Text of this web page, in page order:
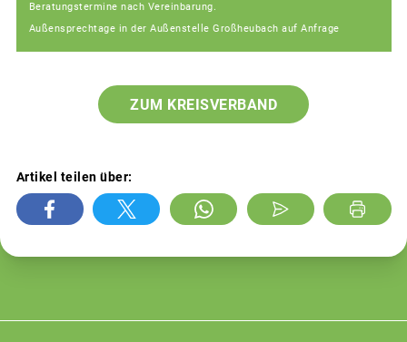
Beratungstermine nach Vereinbarung.
Außensprechtage in der Außenstelle Großheubach auf Anfrage
ZUM KREISVERBAND
Artikel teilen über: